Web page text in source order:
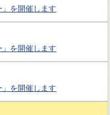
」を開催します
」を開催します
」を開催します